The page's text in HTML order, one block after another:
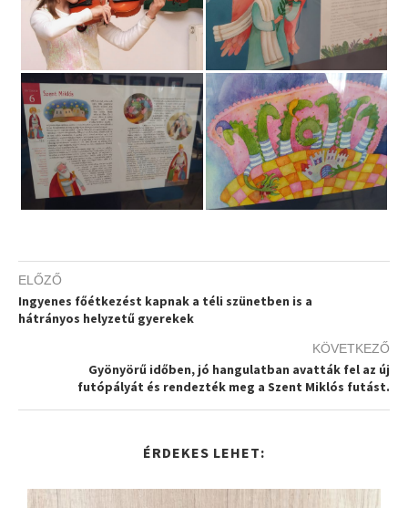
ELŐZŐ
Ingyenes főétkezést kapnak a téli szünetben is a
hátrányos helyzetű gyerekek
KÖVETKEZŐ
Gyönyörű időben, jó hangulatban avatták fel az új
futópályát és rendezték meg a Szent Miklós futást.
ÉRDEKES LEHET: